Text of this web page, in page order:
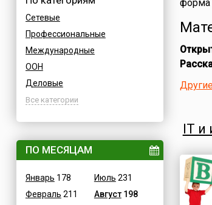
Босния
Бразилия
Великобритания
Венгрия
Вьетнам
Германия
Греция
Египет
Израиль
Индия
Сетевые
Профессиональные
Международные
ООН
Деловые
Дни воинской славы России
ВОВ
Гастрономические
Детские
Все категории
ПО МЕСЯЦАМ
Январь 178
Февраль 211
Июль 231
Август198
форма
IT и